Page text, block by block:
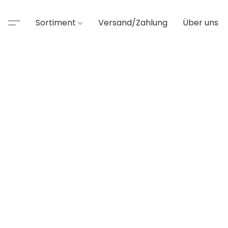
Sortiment Versand/Zahlung Über uns